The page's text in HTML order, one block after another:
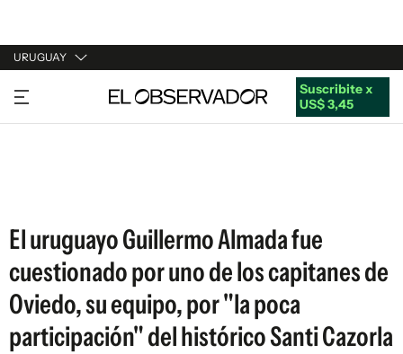
URUGUAY
URUGUAY
ARGENTINA
Suscribite x
US$ 3,45
El uruguayo Guillermo Almada fue
cuestionado por uno de los capitanes de
Oviedo, su equipo, por "la poca
participación" del histórico Santi Cazorla